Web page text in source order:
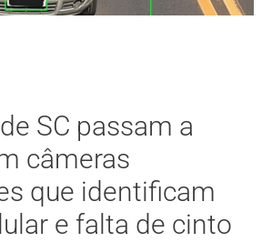
SC passam a
câmeras
que identificam
e falta de cinto